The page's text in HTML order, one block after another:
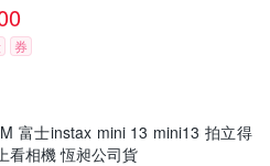
券
富士instax mini 13 mini13 拍立得
看相機 恆昶公司貨